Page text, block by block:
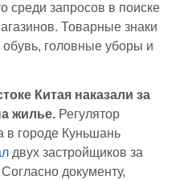
среди запросов в поиске
Товарные знаки
головные уборы и
Китая наказали за
жилье. Регулятор
в городе Куньшань
двух застройщиков за
документу,